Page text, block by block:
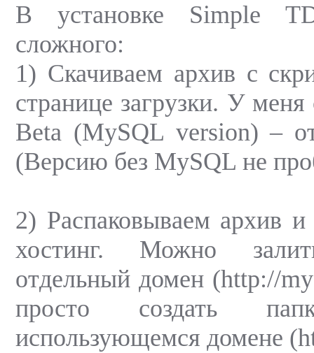
В установке Simple
сложного:
1) Скачиваем архив с
странице загрузки. У меня
Beta (MySQL version) –
(Версию без MySQL не
2) Распаковываем архив и
хостинг. Можно
отдельный домен (http://
просто создать
использующемся домене